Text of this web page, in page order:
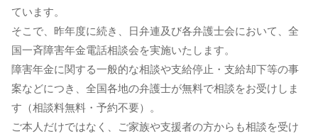
ています。
そこで、昨年度に続き、日弁連及び各弁護士会において、全
国一斉障害年金電話相談会を実施いたします。
障害年金に関する一般的な相談や支給停止・支給却下等の事
案などにつき、全国各地の弁護士が無料で相談をお受けしま
す（相談料無料・予約不要）。
ご本人だけではなく、ご家族や支援者の方からも相談を受け